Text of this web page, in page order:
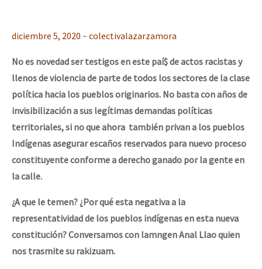
Fotorreportaje
Video
Otras secciones
Semillero Guerra contra la Humanidad. (Las poblaciones y
la naturaleza bajo asedio)
Libros para descargar
Medios Libres
COVID-19
diciembre 5, 2020 ~ colectivalazarzamora
No es novedad ser testigos en este paí$ de actos racistas y
llenos de violencia de parte de todos los sectores de la clase
política hacia los pueblos originarios. No basta con años de
invisibilización a sus legítimas demandas políticas
territoriales, si no que ahora también privan a los pueblos
Indígenas asegurar escaños reservados para nuevo proceso
constituyente conforme a derecho ganado por la gente en
la calle.
¿A que le temen? ¿Por qué esta negativa a la
representatividad de los pueblos indígenas en esta nueva
constitución? Conversamos con lamngen Anal Llao quien
nos trasmite su rakizuam.